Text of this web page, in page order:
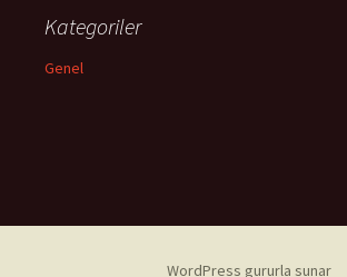
Kategoriler
Genel
WordPress gururla sunar